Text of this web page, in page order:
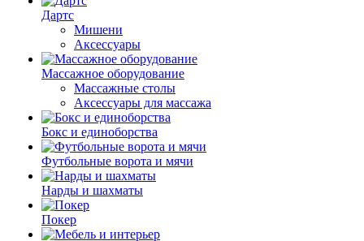
Дартс
Мишени
Аксессуары
Массажное оборудование
Массажные столы
Аксессуары для массажа
Бокс и единоборства
Футбольные ворота и мячи
Нарды и шахматы
Покер